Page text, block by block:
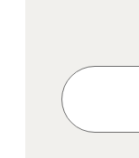
בהם שימוש
על דש